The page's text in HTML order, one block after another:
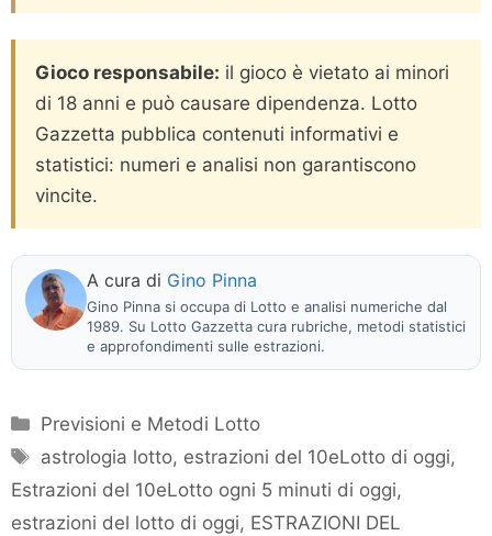
Gioco responsabile: il gioco è vietato ai minori
di 18 anni e può causare dipendenza. Lotto
Gazzetta pubblica contenuti informativi e
statistici: numeri e analisi non garantiscono
vincite.
A cura di Gino Pinna
Gino Pinna si occupa di Lotto e analisi numeriche dal
1989. Su Lotto Gazzetta cura rubriche, metodi statistici
e approfondimenti sulle estrazioni.
Categorie
Previsioni e Metodi Lotto
Tag
astrologia lotto, estrazioni del 10eLotto di oggi,
Estrazioni del 10eLotto ogni 5 minuti di oggi,
estrazioni del lotto di oggi, ESTRAZIONI DEL